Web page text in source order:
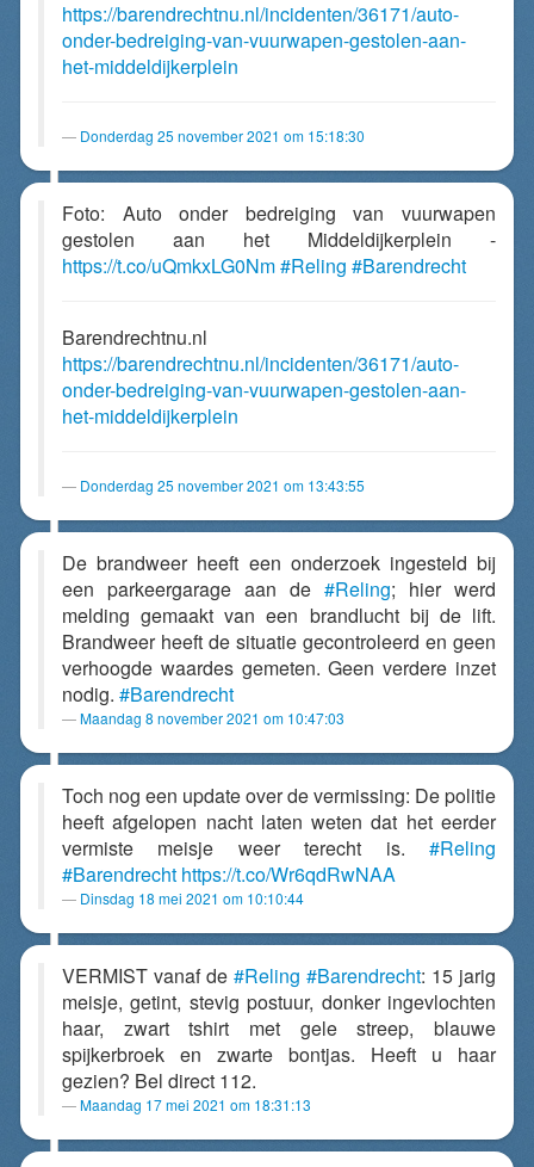
https://barendrechtnu.nl/incidenten/36171/auto-
onder-bedreiging-van-vuurwapen-gestolen-aan-
het-middeldijkerplein
Donderdag 25 november 2021 om 15:18:30
Foto: Auto onder bedreiging van vuurwapen
gestolen aan het Middeldijkerplein -
https://t.co/uQmkxLG0Nm#Reling #Barendrecht
Barendrechtnu.nl
https://barendrechtnu.nl/incidenten/36171/auto-
onder-bedreiging-van-vuurwapen-gestolen-aan-
het-middeldijkerplein
Donderdag 25 november 2021 om 13:43:55
De brandweer heeft een onderzoek ingesteld bij
een parkeergarage aan de #Reling; hier werd
melding gemaakt van een brandlucht bij de lift.
Brandweer heeft de situatie gecontroleerd en geen
verhoogde waardes gemeten. Geen verdere inzet
nodig. #Barendrecht
Maandag 8 november 2021 om 10:47:03
Toch nog een update over de vermissing: De politie
heeft afgelopen nacht laten weten dat het eerder
vermiste meisje weer terecht is. #Reling
#Barendrecht https://t.co/Wr6qdRwNAA
Dinsdag 18 mei 2021 om 10:10:44
VERMIST vanaf de #Reling #Barendrecht: 15 jarig
meisje, getint, stevig postuur, donker ingevlochten
haar, zwart tshirt met gele streep, blauwe
spijkerbroek en zwarte bontjas. Heeft u haar
gezien? Bel direct 112.
Maandag 17 mei 2021 om 18:31:13